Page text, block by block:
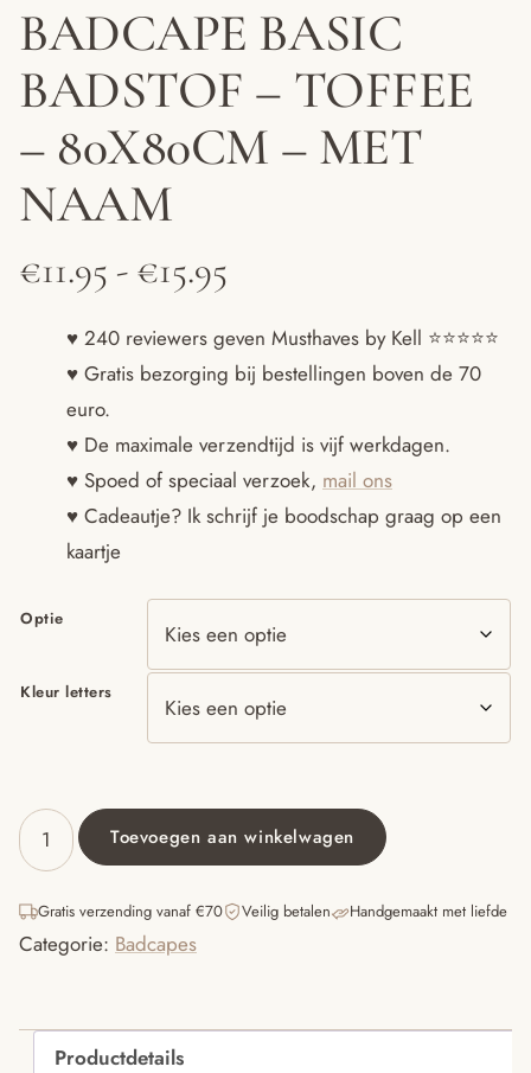
BADCAPE BASIC
BADSTOF – TOFFEE
– 80X80CM – MET
NAAM
€11.95 - €15.95
€11.95
tot
€15.95
♥ 240 reviewers geven Musthaves by Kell ⭐️⭐️⭐️⭐️⭐️
♥ Gratis bezorging bij bestellingen boven de 70
euro.
♥ De maximale verzendtijd is vijf werkdagen.
♥ Spoed of speciaal verzoek, mail ons
♥ Cadeautje? Ik schrijf je boodschap graag op een
kaartje
Optie
Kleur letters
BADCAPE
BASIC
-
TOFFEE
MET
NAAM
Toevoegen aan winkelwagen
Gratis verzending vanaf €70 Veilig betalen Handgemaakt met liefde
Categorie: Badcapes
Productdetails